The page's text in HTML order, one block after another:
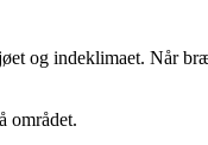
og indeklimaet. Når
området.